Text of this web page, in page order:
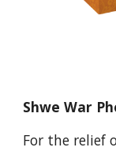
Shwe War
For the relief